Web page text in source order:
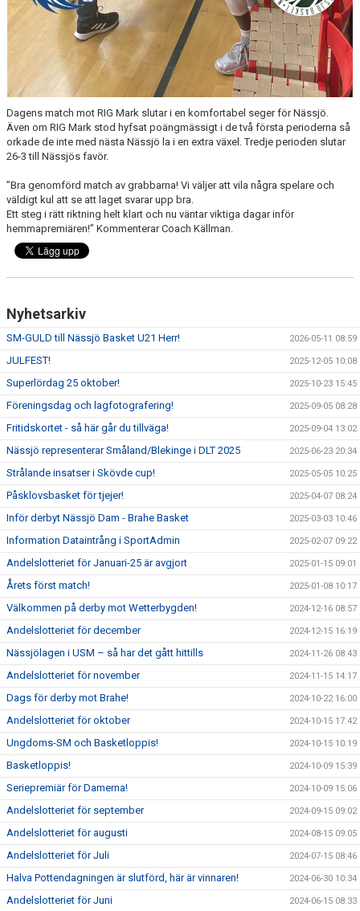
Dagens match mot RIG Mark slutar i en komfortabel seger för Nässjö.
Även om RIG Mark stod hyfsat poängmässigt i de två första perioderna så
orkade de inte med nästa Nässjö la i en extra växel. Tredje perioden slutar
26-3 till Nässjös favör.
”Bra genomförd match av grabbarna! Vi väljer att vila några spelare och
väldigt kul att se att laget svarar upp bra.
Ett steg i rätt riktning helt klart och nu väntar viktiga dagar inför
hemmapremiären!” Kommenterar Coach Källman.
Nyhetsarkiv
SM-GULD till Nässjö Basket U21 Herr! 2026-05-11 08:59
JULFEST! 2025-12-05 10:08
Superlördag 25 oktober! 2025-10-23 15:45
Föreningsdag och lagfotografering! 2025-09-05 08:28
Fritidskortet - så här går du tillväga! 2025-09-04 13:02
Nässjö representerar Småland/Blekinge i DLT 2025 2025-06-23 20:34
Strålande insatser i Skövde cup! 2025-05-05 10:25
Påsklovsbasket för tjejer! 2025-04-07 08:24
Inför derbyt Nässjö Dam - Brahe Basket 2025-03-03 10:46
Information Dataintrång i SportAdmin 2025-02-07 09:22
Andelslotteriet för Januari-25 är avgjort 2025-01-15 09:01
Årets först match! 2025-01-08 10:17
Välkommen på derby mot Wetterbygden! 2024-12-16 08:57
Andelslotteriet för december 2024-12-15 16:19
Nässjölagen i USM – så har det gått hittills 2024-11-26 08:43
Andelslotteriet för november 2024-11-15 14:17
Dags för derby mot Brahe! 2024-10-22 16:00
Andelslotteriet för oktober 2024-10-15 17:42
Ungdoms-SM och Basketloppis! 2024-10-15 10:19
Basketloppis! 2024-10-09 15:39
Seriepremiär för Damerna! 2024-10-09 15:06
Andelslotteriet för september 2024-09-15 09:02
Andelslotteriet för augusti 2024-08-15 09:05
Andelslotteriet för Juli 2024-07-15 08:46
Halva Pottendagningen är slutförd, här är vinnaren! 2024-06-30 10:34
Andelslotteriet för Juni 2024-06-15 08:33